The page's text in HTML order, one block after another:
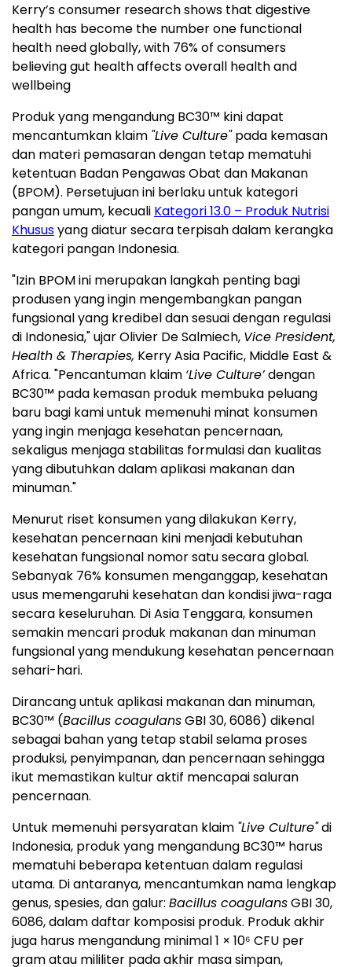
Kerry’s consumer research shows that digestive
health has become the number one functional
health need globally, with 76% of consumers
believing gut health affects overall health and
wellbeing
Produk yang mengandung BC30™ kini dapat
mencantumkan klaim "Live Culture"pada kemasan
dan materi pemasaran dengan tetap mematuhi
ketentuan Badan Pengawas Obat dan Makanan
(BPOM). Persetujuan ini berlaku untuk kategori
pangan umum, kecuali Kategori 13.0 – Produk Nutrisi
Khususyang diatur secara terpisah dalam kerangka
kategori pangan Indonesia.
"Izin BPOM ini merupakan langkah penting bagi
produsen yang ingin mengembangkan pangan
fungsional yang kredibel dan sesuai dengan regulasi
di Indonesia," ujar Olivier De Salmiech, Vice President,
Health & Therapies, Kerry Asia Pacific, Middle East &
Africa. "Pencantuman klaim ‘Live Culture’dengan
BC30™ pada kemasan produk membuka peluang
baru bagi kami untuk memenuhi minat konsumen
yang ingin menjaga kesehatan pencernaan,
sekaligus menjaga stabilitas formulasi dan kualitas
yang dibutuhkan dalam aplikasi makanan dan
minuman."
Menurut riset konsumen yang dilakukan Kerry,
kesehatan pencernaan kini menjadi kebutuhan
kesehatan fungsional nomor satu secara global.
Sebanyak 76% konsumen menganggap, kesehatan
usus memengaruhi kesehatan dan kondisi jiwa-raga
secara keseluruhan. Di Asia Tenggara, konsumen
semakin mencari produk makanan dan minuman
fungsional yang mendukung kesehatan pencernaan
sehari-hari.
Dirancang untuk aplikasi makanan dan minuman,
BC30™ (Bacillus coagulansGBI 30, 6086) dikenal
sebagai bahan yang tetap stabil selama proses
produksi, penyimpanan, dan pencernaan sehingga
ikut memastikan kultur aktif mencapai saluran
pencernaan.
Untuk memenuhi persyaratan klaim "Live Culture"di
Indonesia, produk yang mengandung BC30™ harus
mematuhi beberapa ketentuan dalam regulasi
utama. Di antaranya, mencantumkan nama lengkap
genus, spesies, dan galur: Bacillus coagulansGBI 30,
6086, dalam daftar komposisi produk. Produk akhir
juga harus mengandung minimal 1 × 10⁶ CFU per
gram atau mililiter pada akhir masa simpan,